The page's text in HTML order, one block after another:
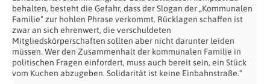
behalten, besteht die Gefahr, dass der Slogan der „Kommunalen
Familie“ zur hohlen Phrase verkommt. Rücklagen schaffen ist
zwar an sich ehrenwert, die verschuldeten
Mitgliedskörperschaften sollten aber nicht darunter leiden
müssen. Wer den Zusammenhalt der kommunalen Familie in
politischen Fragen einfordert, muss auch bereit sein, ein Stück
vom Kuchen abzugeben. Solidarität ist keine Einbahnstraße.“